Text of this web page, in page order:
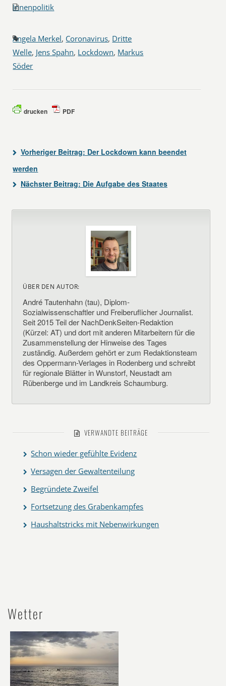
Innenpolitik
Angela Merkel, Coronavirus, Dritte
Welle, Jens Spahn, Lockdown, Markus
Söder
drucken PDF
Vorheriger Beitrag: Der Lockdown kann beendet
werden
Nächster Beitrag: Die Aufgabe des Staates
ÜBER DEN AUTOR:
André Tautenhahn (tau), Diplom-
Sozialwissenschaftler und Freiberuflicher Journalist.
Seit 2015 Teil der NachDenkSeiten-Redaktion
(Kürzel: AT) und dort mit anderen Mitarbeitern für die
Zusammenstellung der Hinweise des Tages
zuständig. Außerdem gehört er zum Redaktionsteam
des Oppermann-Verlages in Rodenberg und schreibt
für regionale Blätter in Wunstorf, Neustadt am
Rübenberge und im Landkreis Schaumburg.
VERWANDTE BEITRÄGE
Schon wieder gefühlte Evidenz
Versagen der Gewaltenteilung
Begründete Zweifel
Fortsetzung des Grabenkampfes
Haushaltstricks mit Nebenwirkungen
Wetter